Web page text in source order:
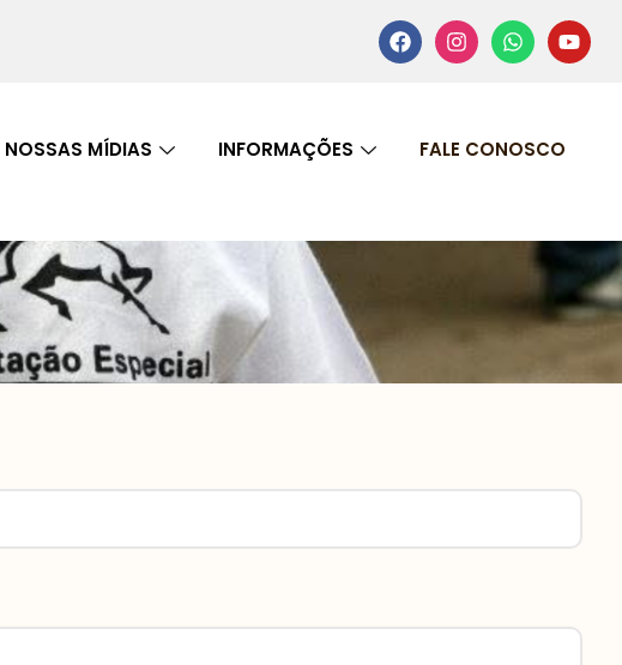
NOSSAS MÍDIAS INFORMAÇÕES FALE CONOSCO